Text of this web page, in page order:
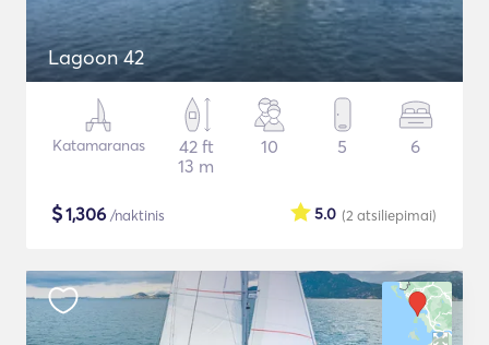
Lagoon 42
Katamaranas
42 ft
13 m
10 5 6
$1,306 /naktinis (2 atsiliepimai)
5.0